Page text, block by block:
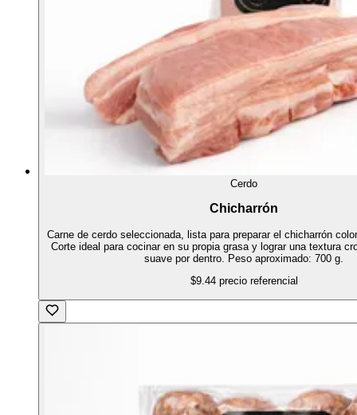
Cerdo
Chicharrón
Carne de cerdo seleccionada, lista para preparar el chicharrón
Corte ideal para cocinar en su propia grasa y lograr una textura
suave por dentro. Peso aproximado: 700 g.
$9.44 precio referencial